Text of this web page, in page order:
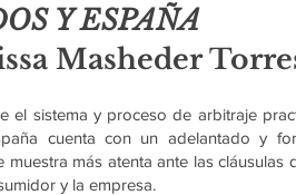
Y ESPAÑA
Masheder
el sistema y proceso de arbitraje
cuenta con un adelantado y
más atenta ante las cláusulas
y la empresa.